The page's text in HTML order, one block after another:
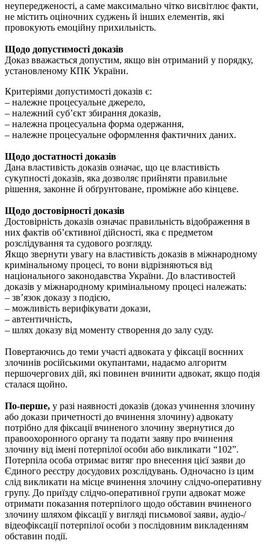
неупередженості, а саме максимально чітко висвітлює факти,
не містить оціночних суджень й інших елементів, які
провокують емоційну прихильність.
Щодо допустимості доказів
Доказ вважається допустим, якщо він отриманий у порядку,
установленому КПК України.
Критеріями допустимості доказів є:
– належне процесуальне джерело,
– належний суб’єкт збирання доказів,
– належна процесуальна форма одержання,
– належне процесуальне оформлення фактичних даних.
Щодо достатності доказів
Дана властивість доказів означає, що це властивість
сукупності доказів, яка дозволяє прийняти правильне
рішення, законне й обґрунтоване, проміжне або кінцеве.
Щодо достовірності доказів
Достовірність доказів означає правильність відображення в
них фактів об’єктивної дійсності, яка є предметом
розслідування та судового розгляду.
Якщо звернути увагу на властивість доказів в міжнародному
кримінальному процесі, то вони відрізняються від
національного законодавства України. До властивостей
доказів у міжнародному кримінальному процесі належать:
– зв’язок доказу з подією,
– можливість верифікувати докази,
– автентичність,
– шлях доказу від моменту створення до залу суду.
Повертаючись до теми участі адвоката у фіксації воєнних
злочинів російськими окупантами, надаємо алгоритм
першочергових дій, які повинен вчинити адвокат, якщо подія
сталася щойно.
По-перше, у разі наявності доказів (доказ учинення злочину
або докази причетності до вчинення злочину) адвокату
потрібно для фіксації вчиненого злочину звернутися до
правоохоронного органу та подати заяву про вчинення
злочину від імені потерпілої особи або викликати “102”.
Потерпіла особа отримає витяг про внесення цієї заяви до
Єдиного реєстру досудових розслідувань. Одночасно із цим
слід викликати на місце вчинення злочину слідчо-оперативну
групу. До приїзду слідчо-оперативної групи адвокат може
отримати показання потерпілого щодо обставин вчиненого
злочину шляхом фіксації у вигляді письмової заяви, аудіо-/
відеофіксації потерпілої особи з послідовним викладенням
обставин події.